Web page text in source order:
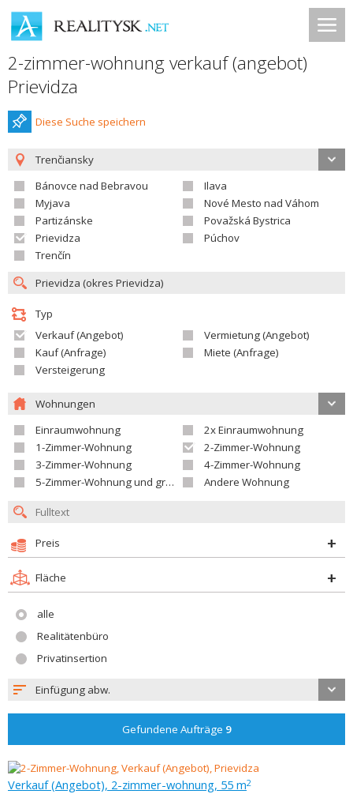
2-zimmer-wohnung verkauf (angebot)
Prievidza
Diese Suche speichern
Trenčiansky
Bánovce nad Bebravou
Ilava
Myjava
Nové Mesto nad Váhom
Partizánske
Považská Bystrica
Prievidza
Púchov
Trenčín
Typ
Verkauf (Angebot)
Vermietung (Angebot)
Kauf (Anfrage)
Miete (Anfrage)
Versteigerung
Wohnungen
Einraumwohnung
2x Einraumwohnung
1-Zimmer-Wohnung
2-Zimmer-Wohnung
3-Zimmer-Wohnung
4-Zimmer-Wohnung
5-Zimmer-Wohnung und größer
Andere Wohnung
Preis
Fläche
alle
Realitätenbüro
Privatinsertion
Einfügung abw.
Gefundene Aufträge 9
Verkauf (Angebot), 2-zimmer-wohnung, 55 m2